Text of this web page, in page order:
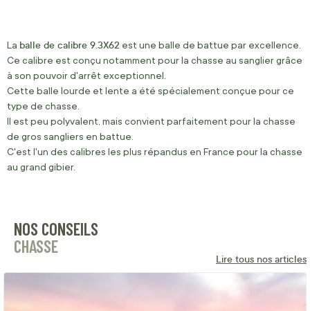
La balle de calibre 9.3X62 est une balle de battue par excellence.
Ce calibre est conçu notamment pour la chasse au sanglier grâce
à son pouvoir d'arrêt exceptionnel.
Cette balle lourde et lente a été spécialement conçue pour ce
type de chasse.
Il est peu polyvalent, mais convient parfaitement pour la chasse
de gros sangliers en battue.
C'est l'un des calibres les plus répandus en France pour la chasse
au grand gibier.
NOS CONSEILS
CHASSE
Lire tous nos articles